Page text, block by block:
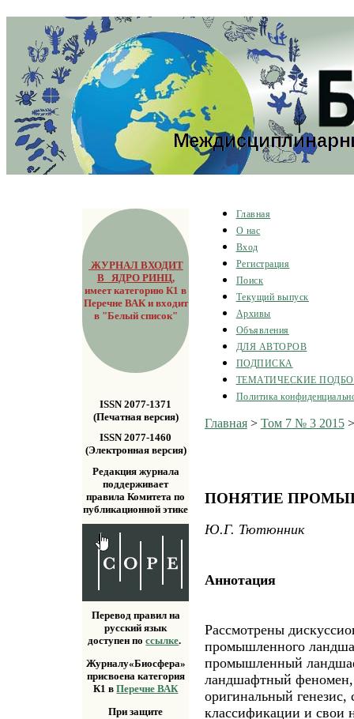
ЖУРНАЛ ВХОДИТ
В ЯДРО РИНЦ,
имеет категорию К1 в
Перечне ВАК и входит
в "Белый список"
ISSN 2077-1371
(Печатная версия)
ISSN 2077-1460
(Электронная версия)
Редакция журнала
поддерживает
правила Комитета по
публикационной этике
Перевод правил на
русский язык
доступен поссылке.
Журналу«Биосфера»
присвоена категория
К1 вПеречне ВАК
При защите
Главная
О нас
Вход
Регистрация
Поиск
Текущий выпуск
Архивы
Объявления
ДЛЯ АВТОРОВ
ПОДПИСКА
ТЕМАТИЧЕСКИЕ
Политика
Главная> Том 7 № 3 2015
ПОНЯТИЕ
Ю.Г. Тютюнник
Аннотация
Рассмотрены
промышленного
промышленный
ландшафтный феномен,
оригинальный генезис,
классификации и свои